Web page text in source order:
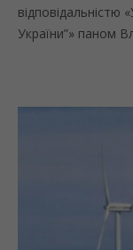
відповідальністю
України”» паном